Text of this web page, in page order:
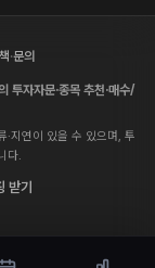
·문의
투자자문·종목 추천·매수/
·지연이 있을 수 있으며, 투
다.
받기